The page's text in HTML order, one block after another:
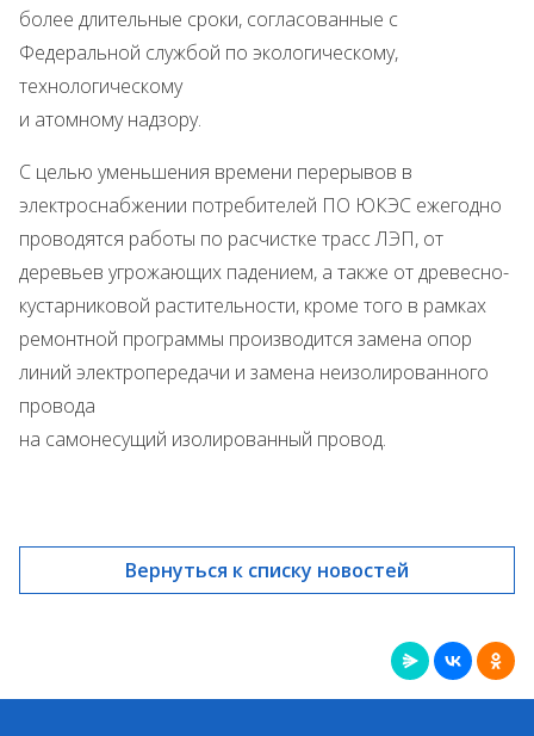
более длительные сроки, согласованные с
Федеральной службой по экологическому,
технологическому
и атомному надзору.
С целью уменьшения времени перерывов в
электроснабжении потребителей ПО ЮКЭС ежегодно
проводятся работы по расчистке трасс ЛЭП, от
деревьев угрожающих падением, а также от древесно-
кустарниковой растительности, кроме того в рамках
ремонтной программы производится замена опор
линий электропередачи и замена неизолированного
провода
на самонесущий изолированный провод.
Вернуться к списку новостей